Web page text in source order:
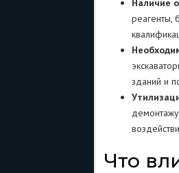
Наличие
реагенты,
зданий и
Что